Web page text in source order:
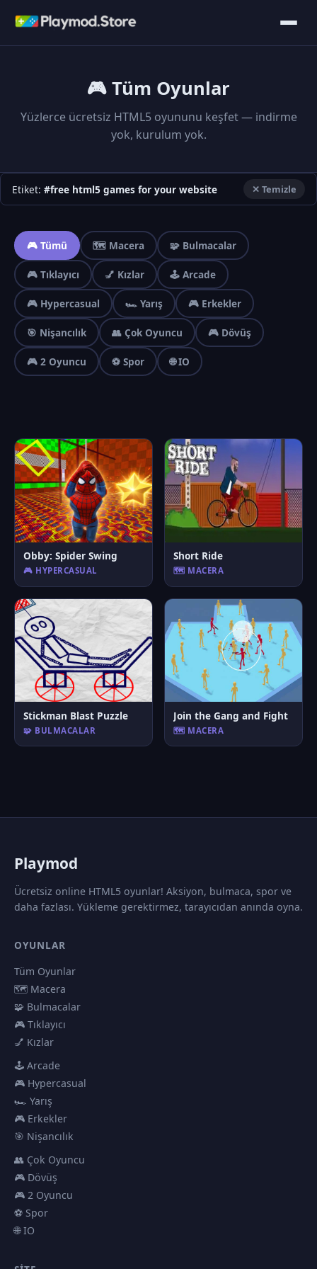
🎮 Tüm Oyunlar
Yüzlerce ücretsiz HTML5 oyununu keşfet — indirme
yok, kurulum yok.
Etiket: #free html5 games for your website ✕ Temizle
🎮 Tümü 🗺️ Macera 🧩 Bulmacalar
🎮 Tıklayıcı 💅 Kızlar 🕹️ Arcade
🎮 Hypercasual 🏎️ Yarış 🎮 Erkekler
🎯 Nişancılık 👥 Çok Oyuncu 🎮 Dövüş
🎮 2 Oyuncu ⚽ Spor 🌐 IO
Obby: Spider Swing
🎮 HYPERCASUAL
Short Ride
🗺️ MACERA
Stickman Blast Puzzle
🧩 BULMACALAR
Join the Gang and Fight
🗺️ MACERA
Playmod
Ücretsiz online HTML5 oyunlar! Aksiyon, bulmaca, spor ve
daha fazlası. Yükleme gerektirmez, tarayıcıdan anında oyna.
OYUNLAR
Tüm Oyunlar
🗺️ Macera
🧩 Bulmacalar
🎮 Tıklayıcı
💅 Kızlar
🕹️ Arcade
🎮 Hypercasual
🏎️ Yarış
🎮 Erkekler
🎯 Nişancılık
👥 Çok Oyuncu
🎮 Dövüş
🎮 2 Oyuncu
⚽ Spor
🌐 IO